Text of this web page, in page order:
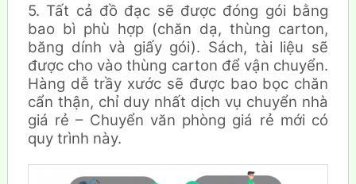
5. Tất cả đồ đạc sẽ được đóng gói bằng
bao bì phù hợp (chăn dạ, thùng carton,
băng dính và giấy gói). Sách, tài liệu sẽ
được cho vào thùng carton để vận chuyển.
Hàng dễ trầy xước sẽ được bao bọc chăn
cẩn thận, chỉ duy nhất dịch vụ chuyển nhà
giá rẻ – Chuyển văn phòng giá rẻ mới có
quy trình này.